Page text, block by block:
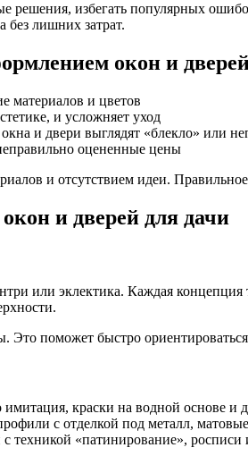
решения, избегать популярных
без лишних затрат.
окон и
материалов и цветов
и усложняет уход
и двери выглядят «блекло» или
оцененные цены
и отсутствием идеи.
и дверей для дачи
или эклектика. Каждая
Это поможет быстро
имитация, краски на водной основе и
с отделкой под металл,
с техникой «патинирование»,